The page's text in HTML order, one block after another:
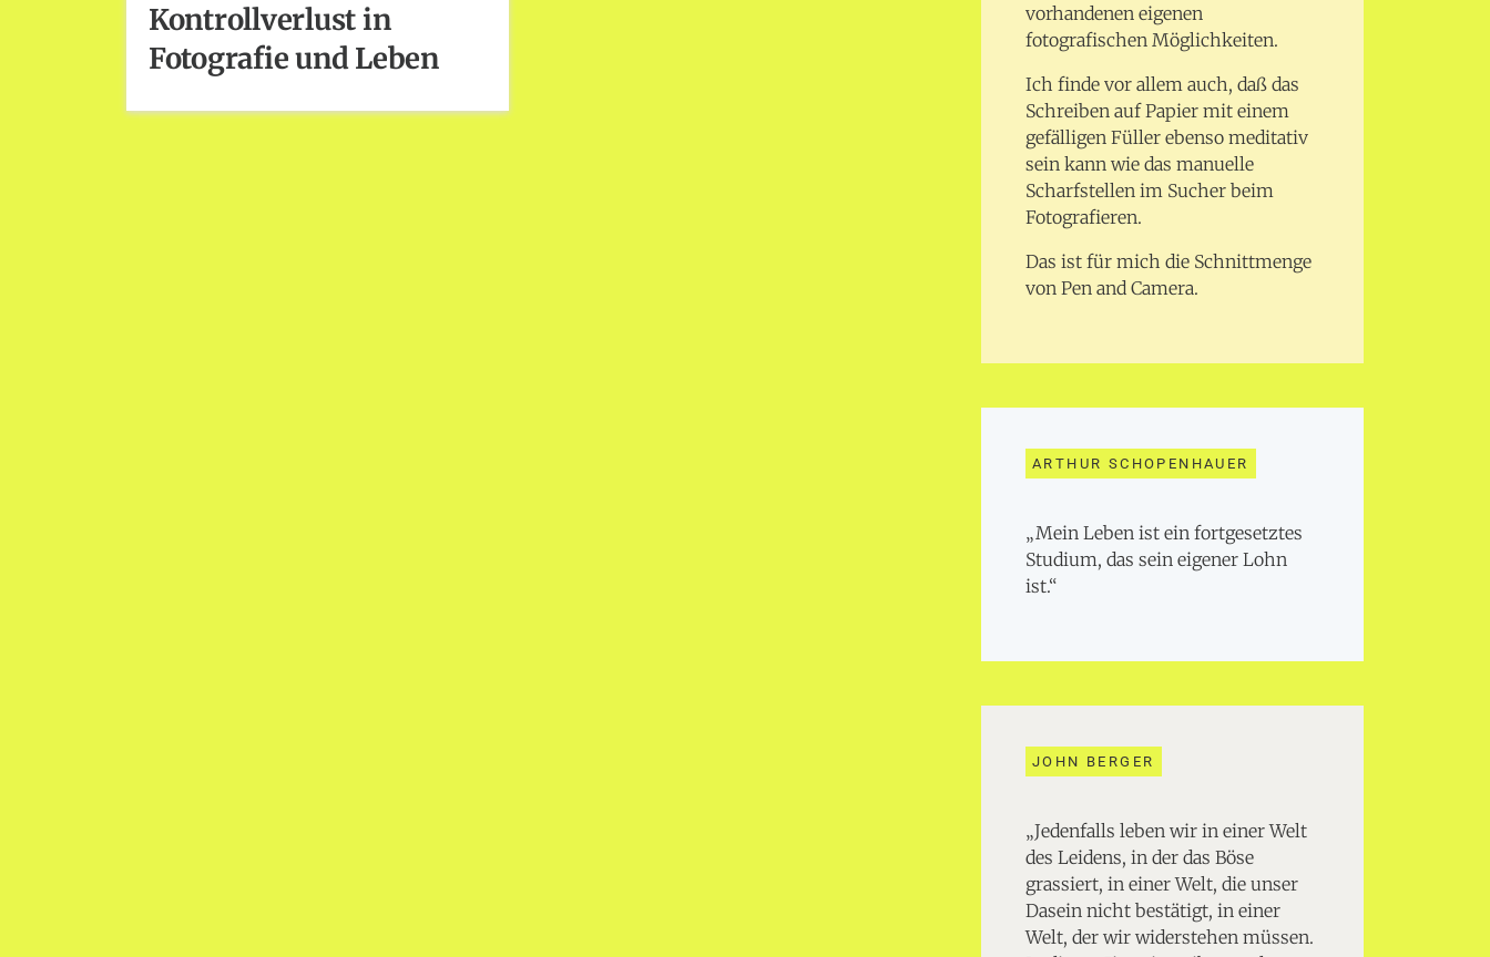
Kontrollverlust in
Fotografie und Leben
vorhandenen eigenen
fotografischen Möglichkeiten.
Ich finde vor allem auch, daß das
Schreiben auf Papier mit einem
gefälligen Füller ebenso meditativ
sein kann wie das manuelle
Scharfstellen im Sucher beim
Fotografieren.
Das ist für mich die Schnittmenge
von Pen and Camera.
ARTHUR SCHOPENHAUER
„Mein Leben ist ein fortgesetztes
Studium, das sein eigener Lohn
ist.“
JOHN BERGER
„Jedenfalls leben wir in einer Welt
des Leidens, in der das Böse
grassiert, in einer Welt, die unser
Dasein nicht bestätigt, in einer
Welt, der wir widerstehen müssen.